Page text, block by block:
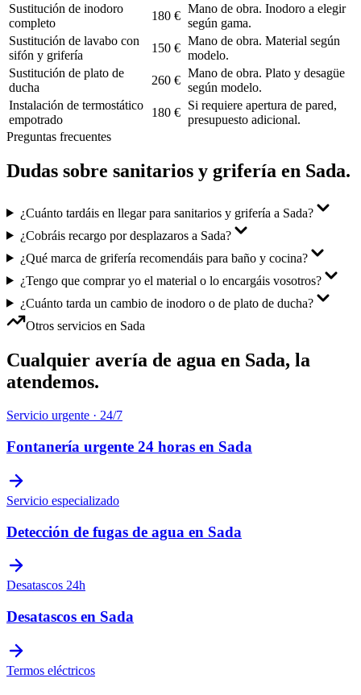
Sustitución de inodoro
completo
180 €
Mano de obra. Inodoro a elegir
según gama.
Sustitución de lavabo con
sifón y grifería
150 €
Mano de obra. Material según
modelo.
Sustitución de plato de
ducha
260 €
Mano de obra. Plato y desagüe
según modelo.
Instalación de termostático
empotrado
180 €
Si requiere apertura de pared,
presupuesto adicional.
Preguntas frecuentes
Dudas sobre sanitarios y grifería en Sada.
¿Cuánto tardáis en llegar para sanitarios y grifería a Sada?
¿Cobráis recargo por desplazaros a Sada?
¿Qué marca de grifería recomendáis para baño y cocina?
¿Tengo que comprar yo el material o lo encargáis vosotros?
¿Cuánto tarda un cambio de inodoro o de plato de ducha?
Otros servicios en Sada
Cualquier avería de agua en Sada, la
atendemos.
Servicio urgente · 24/7
Fontanería urgente 24 horas en Sada
Servicio especializado
Detección de fugas de agua en Sada
Desatascos 24h
Desatascos en Sada
Termos eléctricos